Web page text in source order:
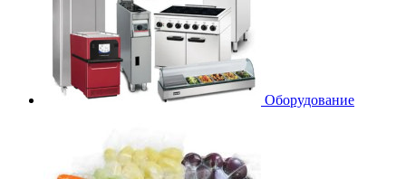
Оборудование